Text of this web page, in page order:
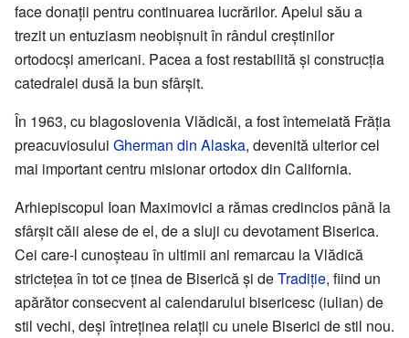
face donații pentru continuarea lucrărilor. Apelul său a
trezit un entuziasm neobișnuit în rândul creștinilor
ortodocși americani. Pacea a fost restabilită și construcția
catedralei dusă la bun sfârșit.
În 1963, cu blagoslovenia Vlădicăi, a fost întemeiată Frăția
preacuviosului Gherman din Alaska, devenită ulterior cel
mai important centru misionar ortodox din California.
Arhiepiscopul Ioan Maximovici a rămas credincios până la
sfârșit căii alese de el, de a sluji cu devotament Biserica.
Cei care-l cunoșteau în ultimii ani remarcau la Vlădică
strictețea în tot ce ținea de Biserică și deTradiție, fiind un
apărător consecvent al calendarului bisericesc (iulian) de
stil vechi, deși întreținea relații cu unele Biserici de stil nou.